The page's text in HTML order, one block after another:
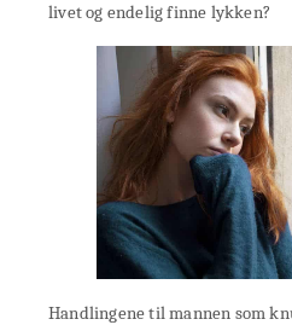
livet og endelig finne lykken?
Handlingene til mannen som